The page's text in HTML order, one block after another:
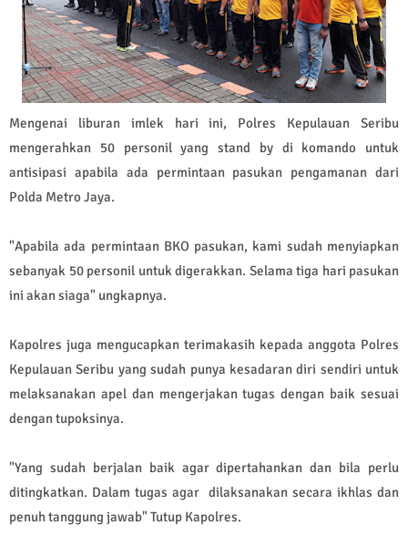
Mengenai liburan imlek hari ini, Polres Kepulauan Seribu
mengerahkan 50 personil yang stand by di komando untuk
antisipasi apabila ada permintaan pasukan pengamanan dari
Polda Metro Jaya.
"Apabila ada permintaan BKO pasukan, kami sudah menyiapkan
sebanyak 50 personil untuk digerakkan. Selama tiga hari pasukan
ini akan siaga" ungkapnya.
Kapolres juga mengucapkan terimakasih kepada anggota Polres
Kepulauan Seribu yang sudah punya kesadaran diri sendiri untuk
melaksanakan apel dan mengerjakan tugas dengan baik sesuai
dengan tupoksinya.
"Yang sudah berjalan baik agar dipertahankan dan bila perlu
ditingkatkan. Dalam tugas agar dilaksanakan secara ikhlas dan
penuh tanggung jawab" Tutup Kapolres.